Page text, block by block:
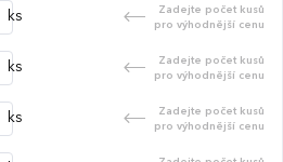
ks
Zadejte počet kusů
pro výhodnější cenu
ks
Zadejte počet kusů
pro výhodnější cenu
ks
Zadejte počet kusů
pro výhodnější cenu